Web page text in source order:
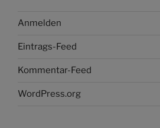
Anmelden
Eintrags-Feed
Kommentar-Feed
WordPress.org